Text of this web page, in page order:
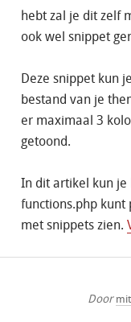
hebt zal je dit zelf
ook wel snippet
Deze snippet kun
bestand van je
er maximaal 3
getoond.
In dit artikel kun je
functions.php kunt
met snippets zien.
Door